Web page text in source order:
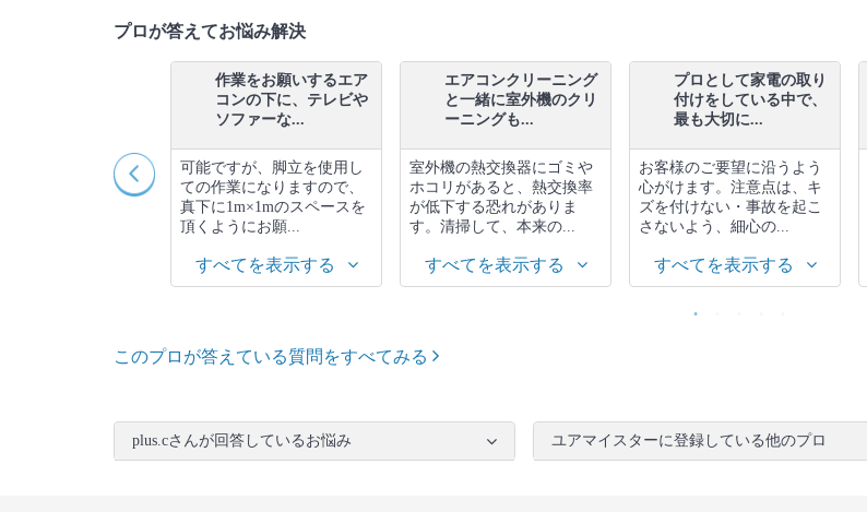
プロが答えてお悩み解決
り早めが望ましい
枠が空いていれば
作業をお願いするエア
コンの下に、テレビや
ソファーな...
可能ですが、脚立を使用し
ての作業になりますので、
真下に1m×1mのスペースを
頂くようにお願...
すべてを表示する
エアコンクリーニング
と一緒に室外機のクリ
ーニングも...
室外機の熱交換器にゴミや
ホコリがあると、熱交換率
が低下する恐れがありま
す。清掃して、本来の...
すべてを表示する
プロとして家電の取り
付けをしている中で、
最も大切に...
お客様のご要望に沿うよう
心がけます。注意点は、キ
ズを付けない・事故を起こ
さないよう、細心の...
すべてを表示する
このプロが答えている質問をすべてみる
plus.cさんが回答しているお悩み ユアマイスターに登録している他のプロ